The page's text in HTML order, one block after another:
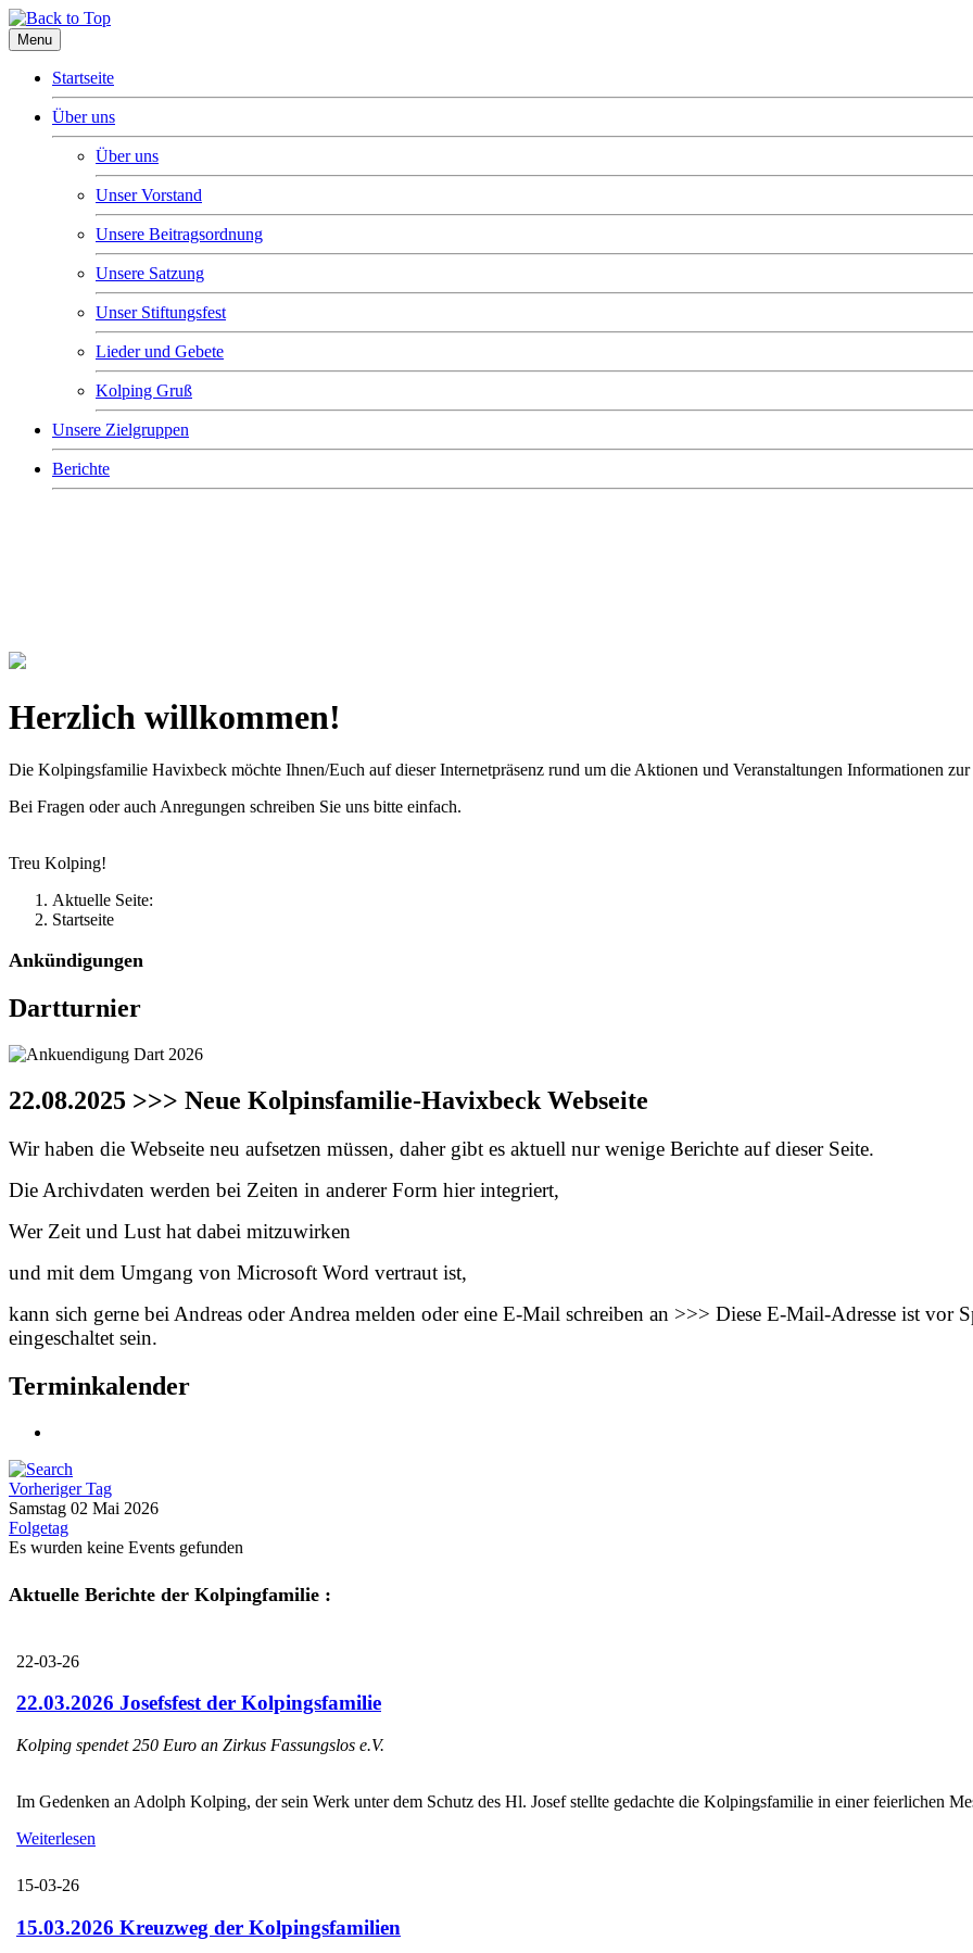
Menu
Startseite
Über uns
Über uns
Unser Vorstand
Unsere Beitragsordnung
Unsere Satzung
Unser Stiftungsfest
Lieder und Gebete
Kolping Gruß
Unsere Zielgruppen
Berichte
Herzlich willkommen!
Die Kolpingsfamilie Havixbeck möchte Ihnen/Euch auf dieser Internetpräsenz rund um die Aktionen und Veranstaltungen Informationen
Bei Fragen oder auch Anregungen schreiben Sie uns bitte einfach.
Treu Kolping!
Aktuelle Seite:
Startseite
Ankündigungen
Dartturnier
22.08.2025 >>> Neue Kolpinsfamilie-Havixbeck Webseite
Wir haben die Webseite neu aufsetzen müssen, daher gibt es aktuell nur wenige Berichte auf dieser Seite.
Die Archivdaten werden bei Zeiten in anderer Form hier integriert,
Wer Zeit und Lust hat dabei mitzuwirken
und mit dem Umgang von Microsoft Word vertraut ist,
kann sich gerne bei Andreas oder Andrea melden oder eine E-Mail schreiben an >>> Diese E-Mail-Adresse ist vor
eingeschaltet sein.
Terminkalender
Vorheriger Tag
Samstag 02 Mai 2026
Folgetag
Es wurden keine Events gefunden
Aktuelle Berichte der Kolpingfamilie :
22-03-26
22.03.2026 Josefsfest der Kolpingsfamilie
Kolping spendet 250 Euro an Zirkus Fassungslos e.V.
Im Gedenken an Adolph Kolping, der sein Werk unter dem Schutz des Hl. Josef stellte gedachte die Kolpingsfamilie in einer feierlichen
Weiterlesen
15-03-26
15.03.2026 Kreuzweg der Kolpingsfamilien